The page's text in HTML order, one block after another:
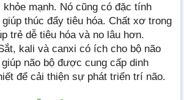
mạnh. Nó cũng có đặc tính
giúp thúc đẩy tiêu hóa. Chất xơ trong
trẻ dễ tiêu hóa và no lâu hơn.
kali và canxi có ích cho bộ não
não bộ được cung cấp dinh
để cải thiện sự phát triển trí não.